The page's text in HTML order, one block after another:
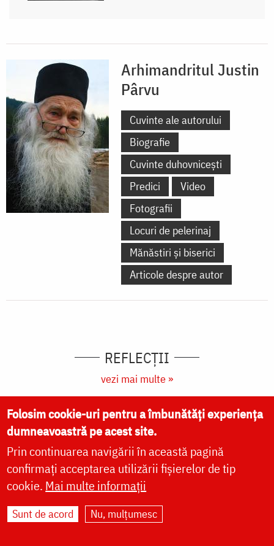
Arhimandritul Justin
Pârvu
Cuvinte ale autorului
Biografie
Cuvinte duhovnicești
Predici
Video
Fotografii
Locuri de pelerinaj
Mănăstiri și biserici
Articole despre autor
REFLECȚII
vezi mai multe »
Folosim cookie-uri pentru a îmbunătăți experiența
dumneavoastră pe acest site.
Prin continuarea navigării în această pagină
confirmați acceptarea utilizării fișierelor de tip
cookie. Mai multe informații
Sunt de acord Nu, mulțumesc